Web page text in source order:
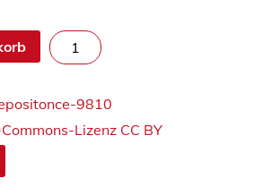
e
e
r
9810
Lizenz CC BY